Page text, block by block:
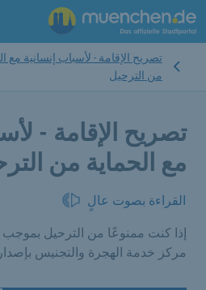
تصريح الإقامة - لأسباب إنسانية مع
من الترحيل
تصريح الإقامة -
مع الحماية من
القراءة بصوت عالٍ
إذا كنت ممنوعًا من الترحيل بموجب
مركز خدمة الهجرة والتجنيس